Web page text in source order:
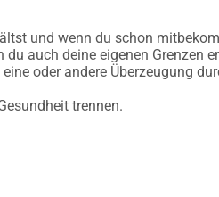
und wenn du schon
auch deine eigenen
oder andere Überzeugung
trennen.